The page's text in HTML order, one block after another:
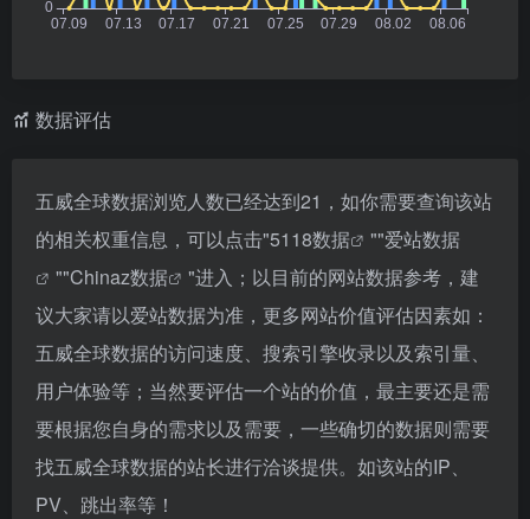
数据评估
五威全球数据浏览人数已经达到21，如你需要查询该站
的相关权重信息，可以点击"5118数据 ""爱站数据
""Chinaz数据
"进入；以目前的网站数据参考，建
议大家请以爱站数据为准，更多网站价值评估因素如：
五威全球数据的访问速度、搜索引擎收录以及索引量、
用户体验等；当然要评估一个站的价值，最主要还是需
要根据您自身的需求以及需要，一些确切的数据则需要
找五威全球数据的站长进行洽谈提供。如该站的IP、
PV、跳出率等！